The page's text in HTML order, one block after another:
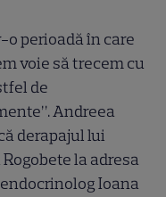
o perioadă în care
voie să trecem cu
de
Andreea
derapajul lui
la adresa
Ioana